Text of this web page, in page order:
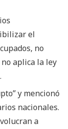
el
no
aplica la ley
y mencionó
nacionales.
a